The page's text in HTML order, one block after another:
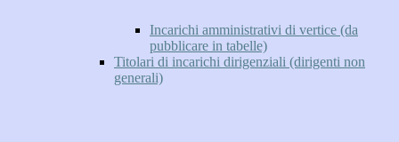
Incarichi amministrativi di vertice (da
pubblicare in tabelle)
Titolari di incarichi dirigenziali (dirigenti non
generali)